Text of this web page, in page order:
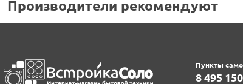
Производители рекомендуют
Пункты
8‍ 4‍9‍5‍